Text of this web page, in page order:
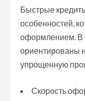
Быстрые
особенностей,
оформлением. В
ориентированы
упрощенную
Скорость